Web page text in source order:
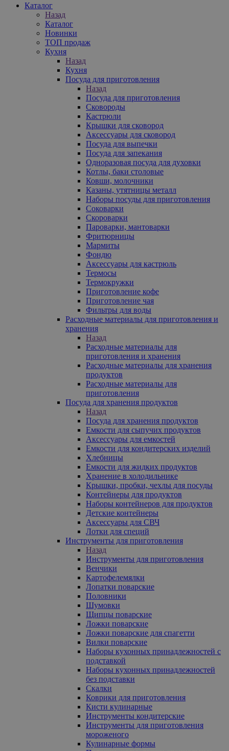
Каталог
Назад
Каталог
Новинки
ТОП продаж
Кухня
Назад
Кухня
Посуда для приготовления
Назад
Посуда для приготовления
Сковороды
Кастрюли
Крышки для сковород
Аксессуары для сковород
Посуда для выпечки
Посуда для запекания
Одноразовая посуда для духовки
Котлы, баки столовые
Ковши, молочники
Казаны, утятницы металл
Наборы посуды для приготовления
Соковарки
Скороварки
Пароварки, мантоварки
Фритюрницы
Мармиты
Фондю
Аксессуары для кастрюль
Термосы
Термокружки
Приготовление кофе
Приготовление чая
Фильтры для воды
Расходные материалы для приготовления и
хранения
Назад
Расходные материалы для
приготовления и хранения
Расходные материалы для хранения
продуктов
Расходные материалы для
приготовления
Посуда для хранения продуктов
Назад
Посуда для хранения продуктов
Емкости для сыпучих продуктов
Аксессуары для емкостей
Емкости для кондитерских изделий
Хлебницы
Емкости для жидких продуктов
Хранение в холодильнике
Крышки, пробки, чехлы для посуды
Контейнеры для продуктов
Наборы контейнеров для продуктов
Детские контейнеры
Аксессуары для СВЧ
Лотки для специй
Инструменты для приготовления
Назад
Инструменты для приготовления
Венчики
Картофелемялки
Лопатки поварские
Половники
Шумовки
Щипцы поварские
Ложки поварские
Ложки поварские для спагетти
Вилки поварские
Наборы кухонных принадлежностей с
подставкой
Наборы кухонных принадлежностей
без подставки
Скалки
Коврики для приготовления
Кисти кулинарные
Инструменты кондитерские
Инструменты для приготовления
мороженого
Кулинарные формы